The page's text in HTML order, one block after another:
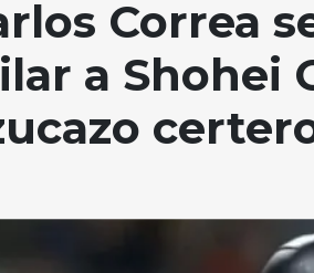
Correa
a Shohei